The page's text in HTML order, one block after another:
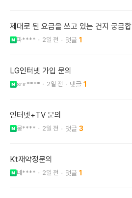
제대로 된 요금을 쓰고 있는 건지 궁금
파**** 2일 전 1
LG인터넷 가입 문의
srir**** 2일 전 1
인터넷+TV 문의
뭉**** 2일 전 3
Kt재약정문의
네**** 2일 전 1